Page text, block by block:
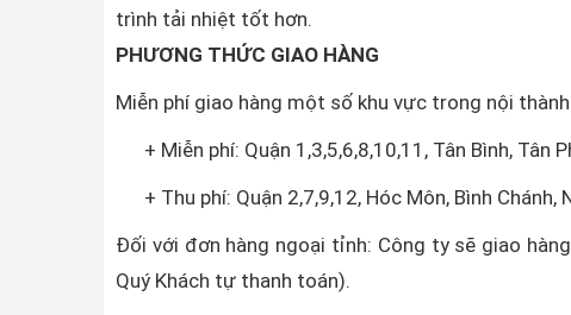
trình tải nhiệt tốt hơn.
PHƯƠNG THỨC GIAO HÀNG
Miễn phí giao hàng một số khu vực trong nội thành
+ Miễn phí: Quận 1,3,5,6,8,10,11, Tân Bình, Tân
+ Thu phí: Quận 2,7,9,12, Hóc Môn, Bình Chánh,
Đối với đơn hàng ngoại tỉnh: Công ty sẽ giao
Quý Khách tự thanh toán).